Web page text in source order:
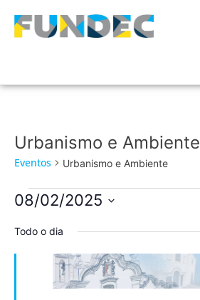
Urbanismo e Ambiente
Eventos Urbanismo e Ambiente
08/02/2025
a
Todo o dia